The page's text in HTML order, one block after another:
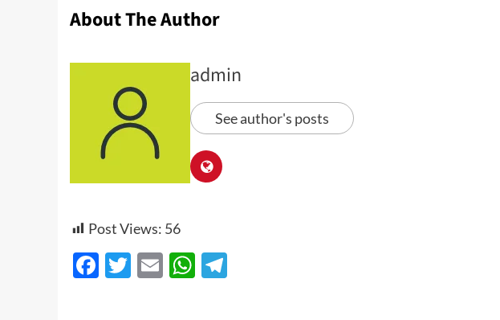
About The Author
admin
See author's posts
Post Views: 56
Facebook
Twitter
EmailWhatsApp